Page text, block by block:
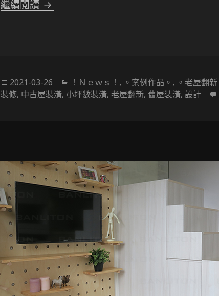
繼續閱讀 〔小坪數設計〕突破限制的小坪數宅 捨
發
佈
2021-03-26
分
類
！Ｎｅｗｓ！ , 。案例作品。 , 。老屋翻新
裝修, 中古屋裝潢,小坪數裝潢, 老屋翻新, 舊屋裝潢,設計